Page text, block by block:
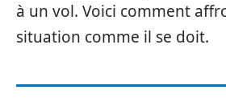
à un vol. Voici comment
situation comme il se doit.